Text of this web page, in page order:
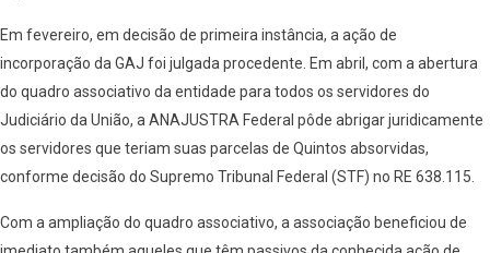
Em fevereiro, em decisão de primeira instância, a ação de
incorporação da GAJ foi julgada procedente. Em abril, com a abertura
do quadro associativo da entidade para todos os servidores do
Judiciário da União, a ANAJUSTRA Federal pôde abrigar juridicamente
os servidores que teriam suas parcelas de Quintos absorvidas,
conforme decisão do Supremo Tribunal Federal (STF) no RE 638.115.
Com a ampliação do quadro associativo, a associação beneficiou de